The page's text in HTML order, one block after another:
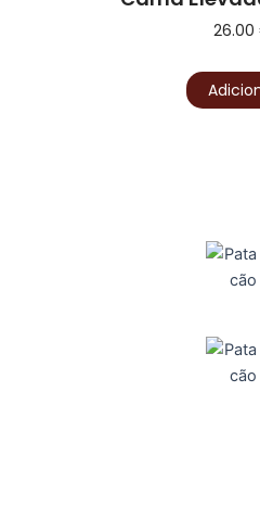
26.00